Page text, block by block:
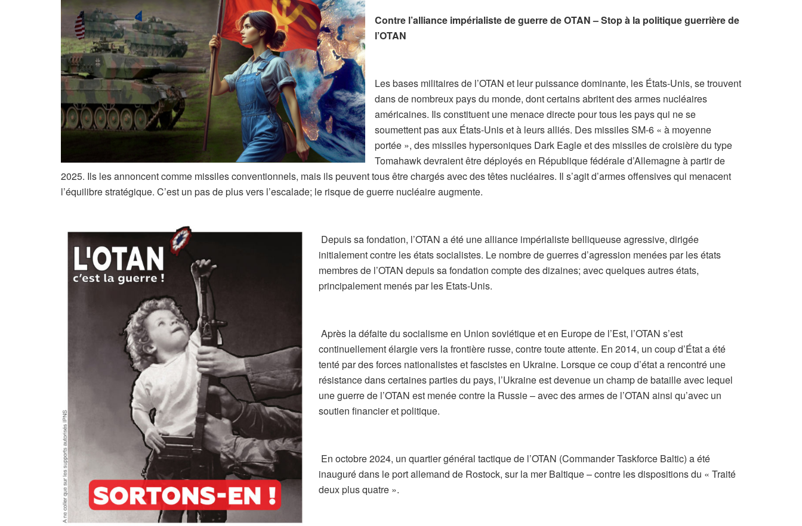
Contre l’alliance impérialiste de guerre de OTAN – Stop à la politique guerrière de
l’OTAN
Les bases militaires de l’OTAN et leur puissance dominante, les États-Unis, se trouvent
dans de nombreux pays du monde, dont certains abritent des armes nucléaires
américaines. Ils constituent une menace directe pour tous les pays qui ne se
soumettent pas aux États-Unis et à leurs alliés. Des missiles SM-6 « à moyenne
portée », des missiles hypersoniques Dark Eagle et des missiles de croisière du type
Tomahawk devraient être déployés en République fédérale d’Allemagne à partir de
2025. Ils les annoncent comme missiles conventionnels, mais ils peuvent tous être chargés avec des têtes nucléaires. Il s’agit d’armes offensives qui menacent
l’équilibre stratégique. C’est un pas de plus vers l’escalade; le risque de guerre nucléaire augmente.
Depuis sa fondation, l’OTAN a été une alliance impérialiste belliqueuse agressive, dirigée
initialement contre les états socialistes. Le nombre de guerres d’agression menées par les états
membres de l’OTAN depuis sa fondation compte des dizaines; avec quelques autres états,
principalement menés par les Etats-Unis.
Après la défaite du socialisme en Union soviétique et en Europe de l’Est, l’OTAN s’est
continuellement élargie vers la frontière russe, contre toute attente. En 2014, un coup d’État a été
tenté par des forces nationalistes et fascistes en Ukraine. Lorsque ce coup d’état a rencontré une
résistance dans certaines parties du pays, l’Ukraine est devenue un champ de bataille avec lequel
une guerre de l’OTAN est menée contre la Russie – avec des armes de l’OTAN ainsi qu’avec un
soutien financier et politique.
En octobre 2024, un quartier général tactique de l’OTAN (Commander Taskforce Baltic) a été
inauguré dans le port allemand de Rostock, sur la mer Baltique – contre les dispositions du « Traité
deux plus quatre ».